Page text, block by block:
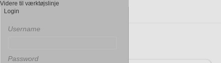
Videre til værktøjslinje
Login
Username
Password